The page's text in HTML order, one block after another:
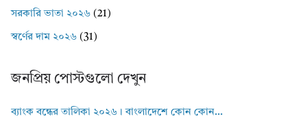
সরকারি ভাতা ২০২৬ (21)
স্বর্ণের দাম ২০২৬ (31)
জনপ্রিয় পোস্টগুলো দেখুন
ব্যাংক বন্ধের তালিকা ২০২৬। বাংলাদেশে কোন কোন...